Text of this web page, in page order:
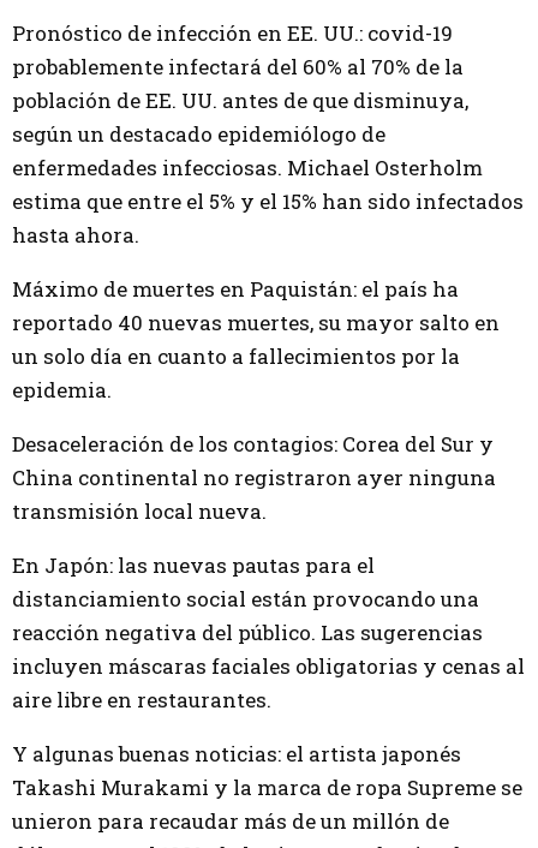
Pronóstico de infección en EE. UU.: covid-19
probablemente infectará del 60% al 70% de la
población de EE. UU. antes de que disminuya,
según un destacado epidemiólogo de
enfermedades infecciosas. Michael Osterholm
estima que entre el 5% y el 15% han sido infectados
hasta ahora.
Máximo de muertes en Paquistán: el país ha
reportado 40 nuevas muertes, su mayor salto en
un solo día en cuanto a fallecimientos por la
epidemia.
Desaceleración de los contagios: Corea del Sur y
China continental no registraron ayer ninguna
transmisión local nueva.
En Japón: las nuevas pautas para el
distanciamiento social están provocando una
reacción negativa del público. Las sugerencias
incluyen máscaras faciales obligatorias y cenas al
aire libre en restaurantes.
Y algunas buenas noticias: el artista japonés
Takashi Murakami y la marca de ropa Supreme se
unieron para recaudar más de un millón de